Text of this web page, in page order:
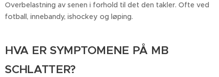
Overbelastning av senen i forhold til det den takler. Ofte ved
fotball, innebandy, ishockey og løping.
HVA ER SYMPTOMENE PÅ MB
SCHLATTER?